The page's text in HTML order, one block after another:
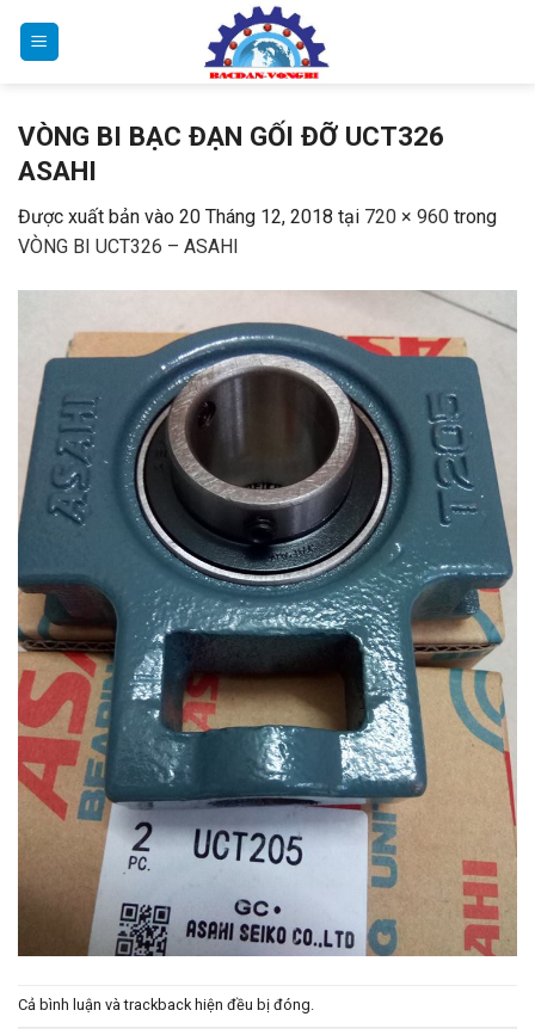
VÒNG BI BẠC ĐẠN GỐI ĐỠ UCT326
ASAHI
Được xuất bản vào 20 Tháng 12, 2018 tại 720 × 960 trong
VÒNG BI UCT326 – ASAHI
Cả bình luận và trackback hiện đều bị đóng.